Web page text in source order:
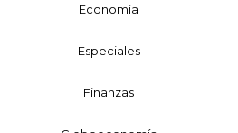
Economía
Especiales
Finanzas